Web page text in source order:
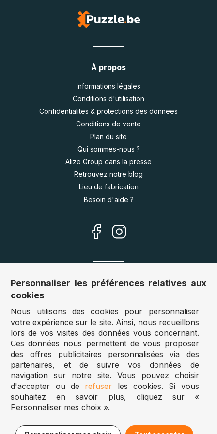
À propos
Informations légales
Conditions d'utilisation
Confidentialités & protections des données
Conditions de vente
Plan du site
Qui sommes-nous ?
Alize Group dans la presse
Retrouvez notre blog
Lieu de fabrication
Besoin d'aide ?
Nos sites
Autriche :www.puzzle.at
Belgique :www.puzzle.be
Royaume Uni :
www.jigsawpuzzle.co.uk
Accès revendeurs / détaillants
Vous avez un magasin ?
Vous souhaitez accéder à nos prix revendeurs ?
Puzzle.be 2025
Personnaliser les préférences relatives aux
cookies
Nous utilisons des cookies pour personnaliser
votre expérience sur le site. Ainsi, nous recueillons
lors de vos visites des données vous concernant.
Ces données nous permettent de vous proposer
des offres publicitaires personnalisées via des
partenaires, et de suivre vos données de
navigation sur notre site. Vous pouvez choisir
d'accepter ou de refuser les cookies. Si vous
souhaitez en savoir plus, cliquez sur «
Personnaliser mes choix ».